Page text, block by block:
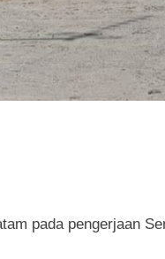
pada pengerjaan